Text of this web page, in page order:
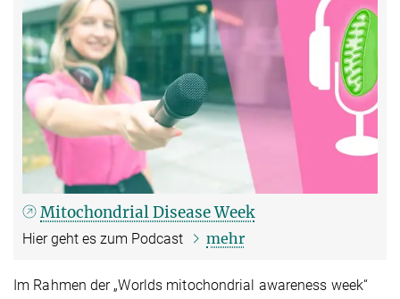
Mitochondrial Disease Week
Hier geht es zum Podcast mehr
Im Rahmen der „Worlds mitochondrial awareness week“